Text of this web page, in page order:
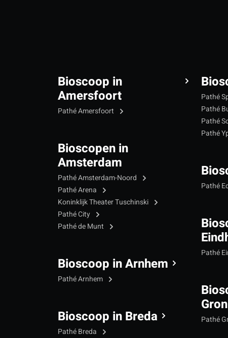
Bioscoop in
Amersfoort
Pathé Amersfoort
Bioscopen in
Amsterdam
Pathé Amsterdam-Noord
Pathé Arena
Koninklijk Theater Tuschinski
Pathé City
Pathé de Munt
Bioscoop in Arnhem
Pathé Arnhem
Bioscoop in Breda
Pathé Breda
Pathé
Pathé
Pathé
Pathé
Pathé
Pathé
Pathé